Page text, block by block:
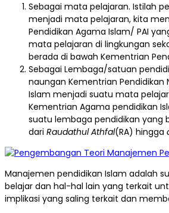
Sebagai mata pelajaran. Istilah
menjadi mata pelajaran, kita
Pendidikan Agama Islam/ PAI
mata pelajaran di lingkungan
berada di bawah Kementrian
Sebagai Lembaga/satuan
naungan Kementrian Pendidikan
Islam menjadi suatu mata
Kementrian Agama pendidikan
suatu lembaga pendidikan yang
dari Raudathul Athfal(RA) hingga
Manajemen pendidikan Islam adalah
belajar dan hal-hal lain yang terkait
implikasi yang saling terkait dan